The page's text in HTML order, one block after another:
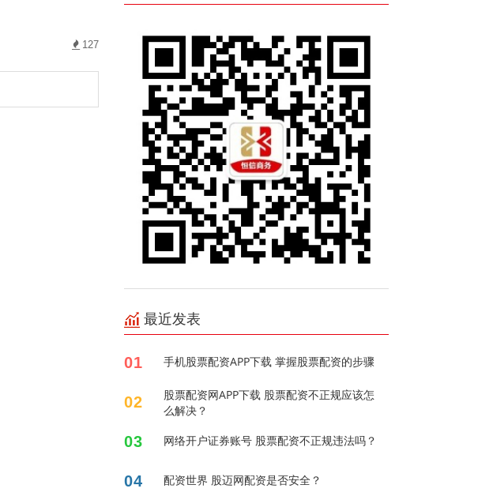
127
最近发表
01 手机股票配资APP下载 掌握股票配资的步骤
02
股票配资网APP下载 股票配资不正规应该怎
么解决？
03 网络开户证券账号 股票配资不正规违法吗？
04 配资世界 股迈网配资是否安全？